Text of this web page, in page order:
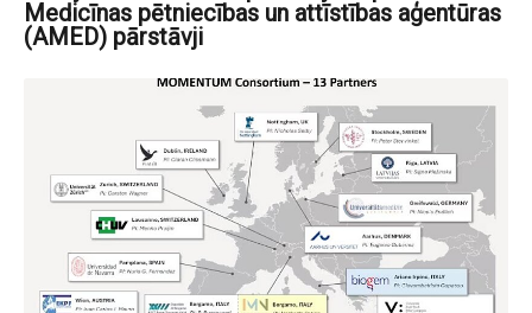
Medicīnas pētniecības un attīstības aģentūras
(AMED) pārstāvji